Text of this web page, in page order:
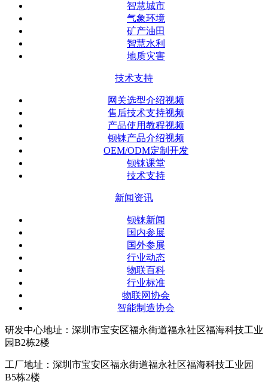
智慧城市
气象环境
矿产油田
智慧水利
地质灾害
技术支持
网关选型介绍视频
售后技术支持视频
产品使用教程视频
钡铼产品介绍视频
OEM/ODM定制开发
钡铼课堂
技术支持
新闻资讯
钡铼新闻
国内参展
国外参展
行业动态
物联百科
行业标准
物联网协会
智能制造协会
研发中心地址：深圳市宝安区福永街道福永社区福海科技工业
园B2栋2楼
工厂地址：深圳市宝安区福永街道福永社区福海科技工业园
B5栋2楼